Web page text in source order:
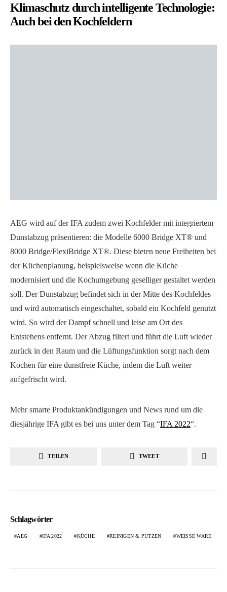
Klimaschutz durch intelligente Technologie:
Auch bei den Kochfeldern
AEG wird auf der IFA zudem zwei Kochfelder mit integriertem
Dunstabzug präsentieren: die Modelle 6000 Bridge XT® und
8000 Bridge/FlexiBridge XT®. Diese bieten neue Freiheiten bei
der Küchenplanung, beispielsweise wenn die Küche
modernisiert und die Kochumgebung geselliger gestaltet werden
soll. Der Dunstabzug befindet sich in der Mitte des Kochfeldes
und wird automatisch eingeschaltet, sobald ein Kochfeld genutzt
wird. So wird der Dampf schnell und leise am Ort des
Entstehens entfernt. Der Abzug filtert und führt die Luft wieder
zurück in den Raum und die Lüftungsfunktion sorgt nach dem
Kochen für eine dunstfreie Küche, indem die Luft weiter
aufgefrischt wird.
Mehr smarte Produktankündigungen und News rund um die
diesjährige IFA gibt es bei uns unter dem Tag “IFA 2022“.
TEILEN TWEET
Schlagwörter
AEG IFA 2022 KÜCHE REINIGEN & PUTZEN WEISSE WARE